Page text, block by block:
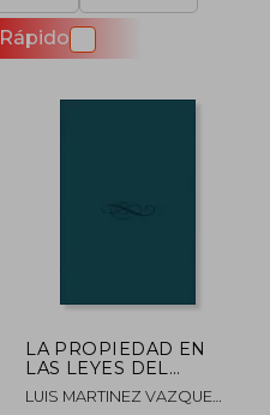
Rápido
LA PROPIEDAD EN
LAS LEYES DEL
SUELO (En papel)
LUIS MARTINEZ VAZQUEZ